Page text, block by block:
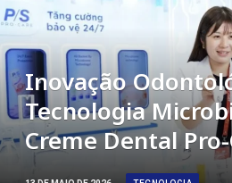
Inovação
Tecnologia
Creme Dental